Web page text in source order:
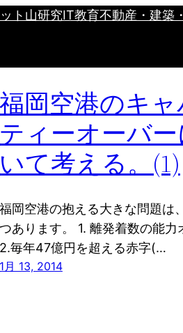
ト山研究IT教育不動産・建築
福岡空港のキャ
ティーオーバ
いて考える。(1)
福岡空港の抱える大きな問題は
つあります。 1. 離発着数の能力
2.毎年47億円を超える赤字(…
1月 13, 2014